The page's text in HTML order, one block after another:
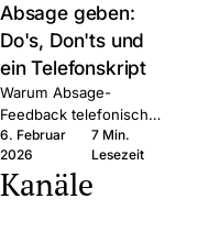
Absage geben:
Do's, Don'ts und
ein Telefonskript
Warum Absage-
Feedback telefonisch
besser ist als schriftlich,
was Sie sagen können,
und welche Fehler nach
6. Februar
2026
7 Min.
Lesezeit
Kanäle